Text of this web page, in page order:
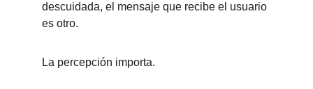
descuidada, el mensaje que recibe el usuario
es otro.
La percepción importa.